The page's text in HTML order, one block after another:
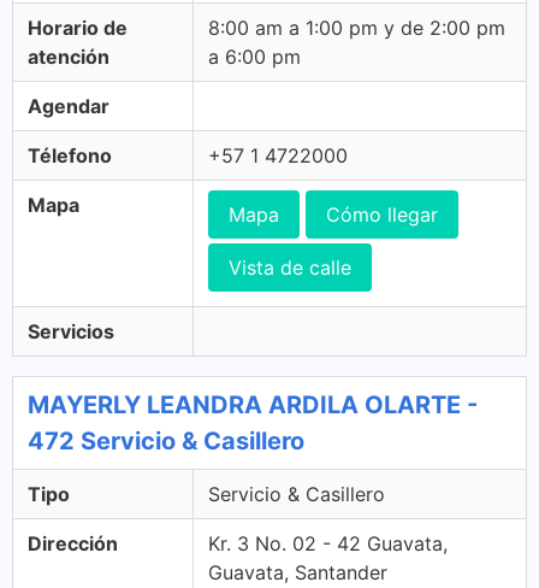
Horario de
atención
8:00 am a 1:00 pm y de 2:00 pm
a 6:00 pm
Agendar
Télefono +57 1 4722000
Mapa Mapa Cómo llegar
Vista de calle
Servicios
MAYERLY LEANDRA ARDILA OLARTE -
472 Servicio & Casillero
Tipo Servicio & Casillero
Dirección
Kr. 3 No. 02 - 42 Guavata,
Guavata, Santander